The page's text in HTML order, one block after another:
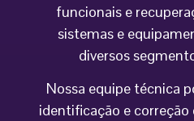
funcionais e
sistemas e
diversos
Nossa equipe técnica
identificação e correção